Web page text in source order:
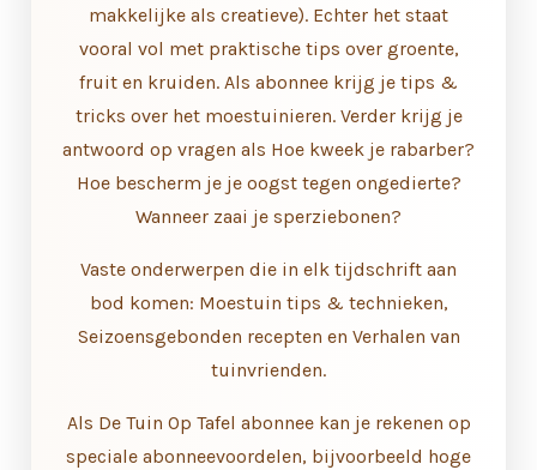
makkelijke als creatieve). Echter het staat
vooral vol met praktische tips over groente,
fruit en kruiden. Als abonnee krijg je tips &
tricks over het moestuinieren. Verder krijg je
antwoord op vragen als Hoe kweek je rabarber?
Hoe bescherm je je oogst tegen ongedierte?
Wanneer zaai je sperziebonen?
Vaste onderwerpen die in elk tijdschrift aan
bod komen: Moestuin tips & technieken,
Seizoensgebonden recepten en Verhalen van
tuinvrienden.
Als De Tuin Op Tafel abonnee kan je rekenen op
speciale abonneevoordelen, bijvoorbeeld hoge